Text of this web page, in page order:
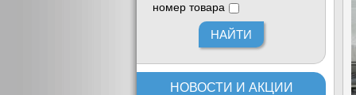
номер товара
НОВОСТИ И АКЦИИ